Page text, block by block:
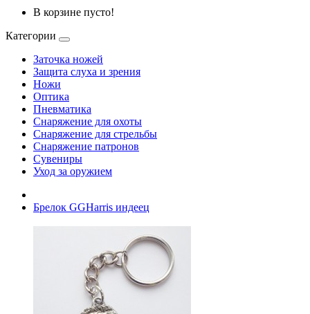
В корзине пусто!
Категории
Заточка ножей
Защита слуха и зрения
Ножи
Оптика
Пневматика
Снаряжение для охоты
Снаряжение для стрельбы
Снаряжение патронов
Сувениры
Уход за оружием
Брелок GGHarris индеец